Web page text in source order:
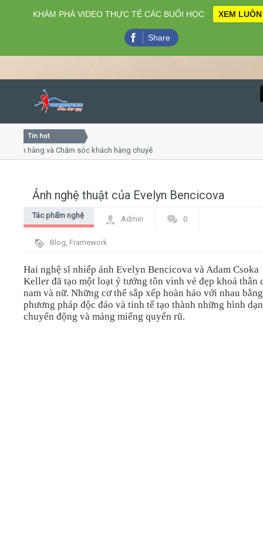
Close
Home
Giới thiệu
Video
Kiến thức
Tin hot
hàng và Chăm sóc khách hàng chuyên nghiệp
Ảnh nghệ thuật của Evelyn Bencicova
Tác phẩm nghệ
Admin 0
Blog, Framework
Hai nghệ sĩ nhiếp ảnh Evelyn Bencicova và Adam Csoka
Keller đã tạo một loạt ý tưởng tôn vinh vẻ đẹp khoả thân
nam và nữ. Những cơ thể sắp xếp hoàn hảo với nhau
phương pháp độc đáo và tinh tế tạo thành những hình
chuyển động và mảng miếng quyến rũ.
KHÁM PHÁ VIDEO THỰC TẾ CÁC BUỔI HỌC XEM LUÔN
Share